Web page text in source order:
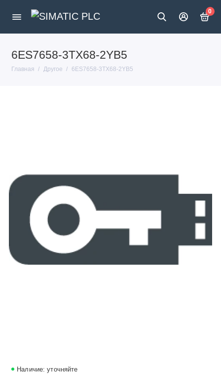
0
6ES7658-3TX68-2YB5
Главная Другое 6ES7658-3TX68-2YB5
Наличие: уточняйте